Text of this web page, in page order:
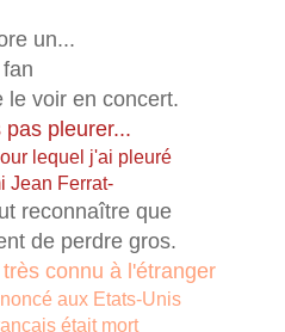
un...
le voir en concert.
pleurer...
lequel j'ai pleuré
Jean Ferrat-
reconnaître que
de perdre gros.
connu à l'étranger
aux Etats-Unis
était mort